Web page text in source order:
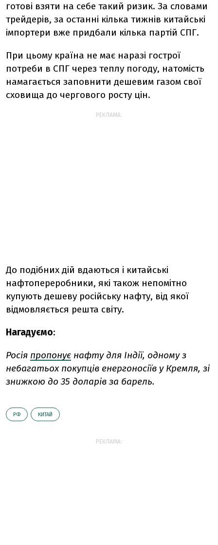
готові взяти на себе такий ризик. За словами
трейдерів, за останні кілька тижнів китайські
імпортери вже придбали кілька партій СПГ.
При цьому країна не має наразі гострої
потреби в СПГ через теплу погоду, натомість
намагається заповнити дешевим газом свої
сховища до чергового росту цін.
РЕКЛАМА:
До подібних дій вдаються і китайські
нафтопереробники, які також непомітно
купують дешеву російську нафту, від якої
відмовляється решта світу.
Нагадуємо:
Росія пропонує нафту для Індії, одному з
небагатьох покупців енергоносіїв у Кремля, зі
знижкою до 35 доларів за барель.
РФ КИТАЙ
РЕКЛАМА: